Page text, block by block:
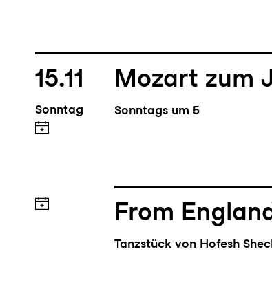
15.11
Sonntag
Mozart zum
Sonntags um 5
From
Tanzstück von Hofesh